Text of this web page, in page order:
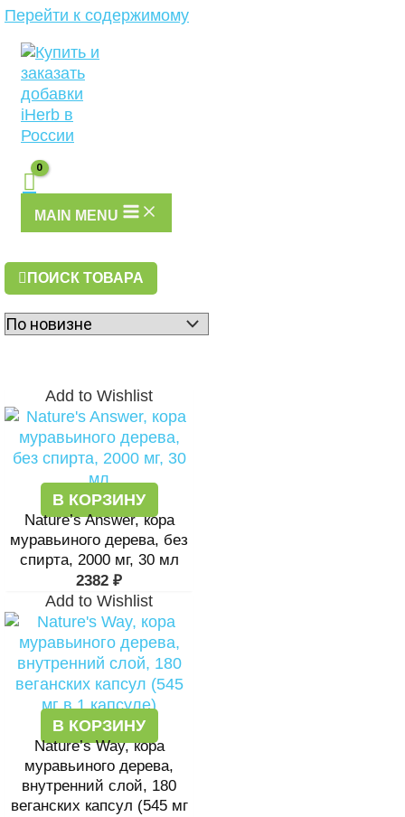
Перейти к содержимому
MAIN MENU
ПОИСК ТОВАРА
Add to Wishlist
В КОРЗИНУ
Nature’s Answer, кора
муравьиного дерева, без
спирта, 2000 мг, 30 мл
2382 ₽
Add to Wishlist
В КОРЗИНУ
Nature’s Way, кора
муравьиного дерева,
внутренний слой, 180
веганских капсул (545 мг